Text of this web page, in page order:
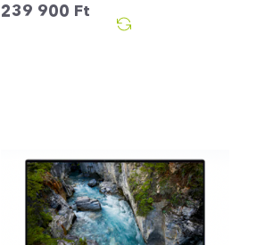
239 900 Ft